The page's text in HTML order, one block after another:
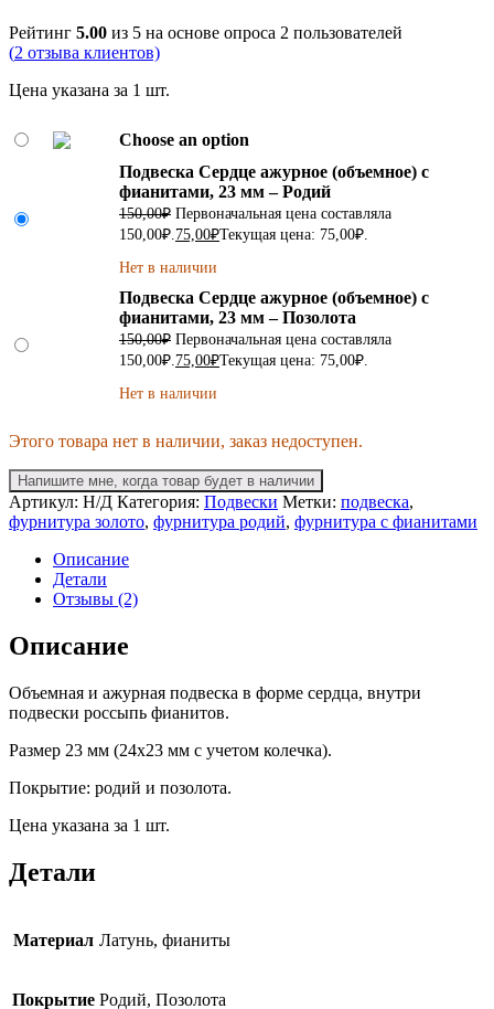
Рейтинг 5.00 из 5 на основе опроса 2 пользователей
(2 отзыва клиентов)
Цена указана за 1 шт.
Choose an option
Подвеска Сердце ажурное (объемное) с
фианитами, 23 мм – Родий
150,00₽ Первоначальная цена составляла
150,00₽. 75,00₽Текущая цена: 75,00₽.
Нет в наличии
Подвеска Сердце ажурное (объемное) с
фианитами, 23 мм – Позолота
150,00₽ Первоначальная цена составляла
150,00₽. 75,00₽Текущая цена: 75,00₽.
Нет в наличии
Этого товара нет в наличии, заказ недоступен.
Напишите мне, когда товар будет в наличии
Артикул: Н/Д Категория: Подвески Метки: подвеска,
фурнитура золото, фурнитура родий, фурнитура с фианитами
Описание
Детали
Отзывы (2)
Описание
Объемная и ажурная подвеска в форме сердца, внутри
подвески россыпь фианитов.
Размер 23 мм (24х23 мм с учетом колечка).
Покрытие: родий и позолота.
Цена указана за 1 шт.
Детали
Материал Латунь, фианиты
Покрытие Родий, Позолота